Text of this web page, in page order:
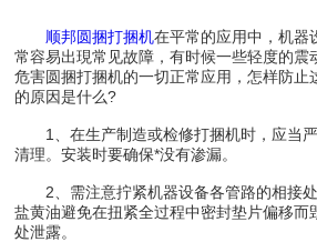
顺邦圆捆打捆机在平常的应用中，机器
常容易出現常见故障，有时候一些轻度的震
危害圆捆打捆机的一切正常应用，怎样防止
的原因是什么?
1、在生产制造或检修打捆机时，应当严
清理。安装时要确保*没有渗漏。
2、需注意拧紧机器设备各管路的相接处
盐黄油避免在扭紧全过程中密封垫片偏移而
处泄露。